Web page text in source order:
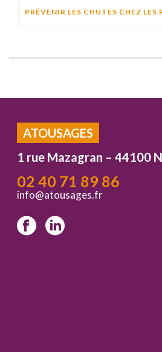
ATOUSAGES
1 rue Mazagran – 44100
02 40 71 89 86
info@atousages.fr